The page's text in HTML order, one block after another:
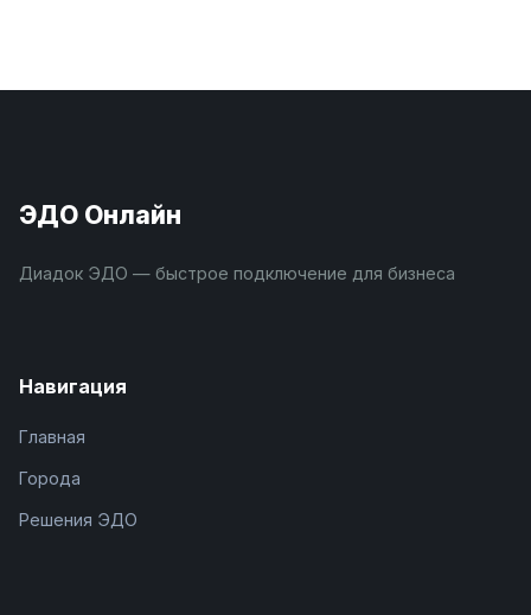
ЭДО Онлайн
Диадок ЭДО — быстрое подключение для бизнеса
Навигация
Главная
Города
Решения ЭДО